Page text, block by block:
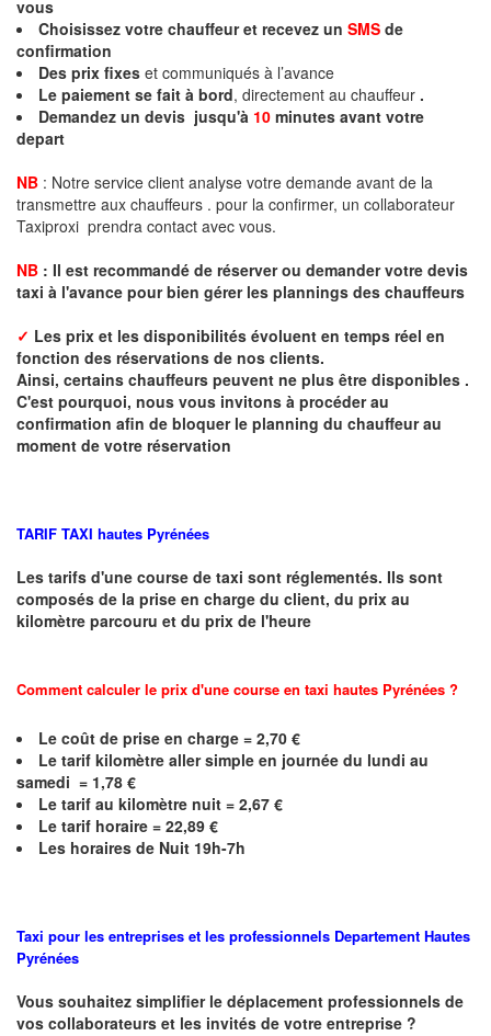
vous
Choisissez votre chauffeur et recevez un SMS de
confirmation
Des prix fixes et communiqués à l’avance
Le paiement se fait à bord, directement au chauffeur .
Demandez un devis jusqu'à 10 minutes avant votre
depart
NB : Notre service client analyse votre demande avant de la
transmettre aux chauffeurs . pour la confirmer, un collaborateur
Taxiproxi prendra contact avec vous.
NB : Il est recommandé de réserverou demandervotre devis
taxi à l'avance pour bien gérer les plannings des chauffeurs
✓ Les prix et les disponibilités évoluent en temps réel en
fonction des réservations de nos clients.
Ainsi, certains chauffeurs peuvent ne plus être disponibles .
C'est pourquoi, nous vous invitons à procéder au
confirmation afin de bloquer le planning du chauffeur au
moment de votre réservation
TARIF TAXI hautes Pyrénées
Les tarifs d'une course de taxi sont réglementés. Ils sont
composés de la prise en charge du client, du prix au
kilomètre parcouru et du prix de l'heure
Comment calculer le prix d'une course en taxi hautes Pyrénées ?
Le coût de prise en charge = 2,70 €
Le tarif kilomètre aller simple en journée du lundi au
samedi = 1,78 €
Le tarif au kilomètre nuit = 2,67 €
Le tarif horaire = 22,89 €
Les horaires de Nuit 19h-7h
Taxi pour les entreprises et les professionnels Departement Hautes
Pyrénées
Vous souhaitez simplifier le déplacement professionnels de
vos collaborateurs et les invités de votre entreprise ?